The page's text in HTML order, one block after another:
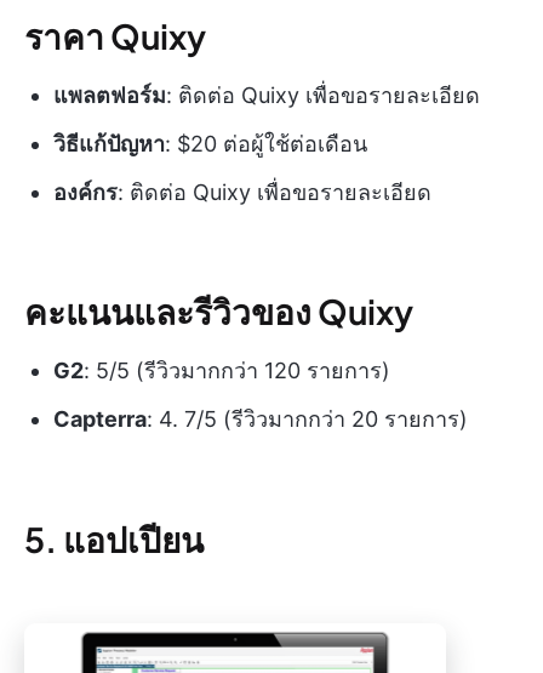
ราคา Quixy
แพลตฟอร์ม: ติดต่อ Quixy เพื่อขอรายละเอียด
วิธีแก้ปัญหา: $20 ต่อผู้ใช้ต่อเดือน
องค์กร: ติดต่อ Quixy เพื่อขอรายละเอียด
คะแนนและรีวิวของ Quixy
G2: 5/5 (รีวิวมากกว่า 120 รายการ)
Capterra: 4. 7/5 (รีวิวมากกว่า 20 รายการ)
5. แอปเปียน